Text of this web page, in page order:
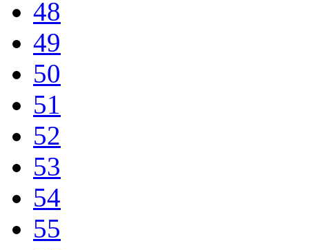
48
49
50
51
52
53
54
55